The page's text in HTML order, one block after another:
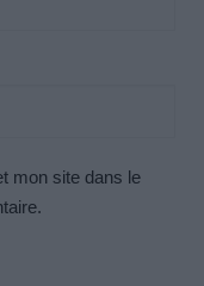
mon site dans le